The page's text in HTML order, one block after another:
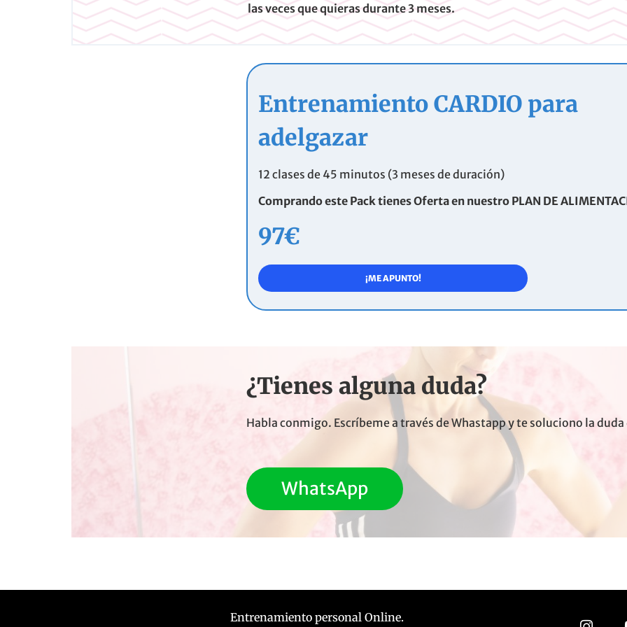
las veces que quieras durante 3 meses.
Entrenamiento CARDIO para
adelgazar
12 clases de 45 minutos (3 meses de duración)
Comprando este Pack tienes Oferta en nuestro PLAN DE
97€
¡ME APUNTO!
¿Tienes alguna duda?
Habla conmigo. Escríbeme a través de Whastapp y te soluciono la
WhatsApp
Entrenamiento personal Online.